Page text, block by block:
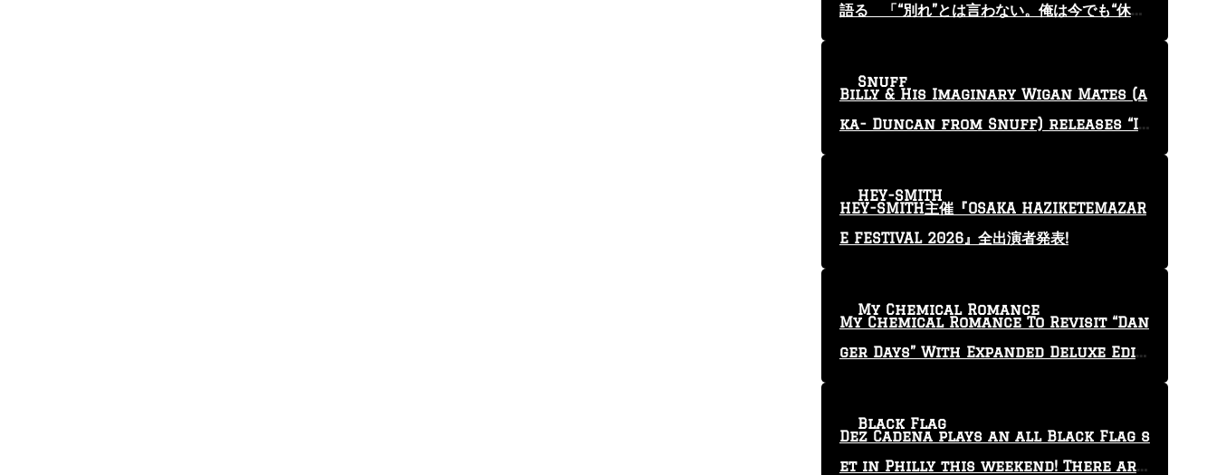
語る 「“別れ”とは言わない。俺は今でも“休
Billy & His Imaginary Wigan Mates (a
ka- Duncan from Snuff) releases “I
Snuff
HEY-SMITH主催『OSAKA HAZIKETEMAZAR
E FESTIVAL 2026』全出演者発表!
HEY-SMITH
My Chemical Romance To Revisit “Dan
ger Days” With Expanded Deluxe Editi
My Chemical Romance
Dez Cadena plays an all Black Flag s
et in Philly this weekend! There are
Black Flag